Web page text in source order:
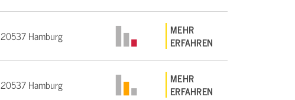
20537 Hamburg
MEHR
ERFAHREN
20537 Hamburg
MEHR
ERFAHREN